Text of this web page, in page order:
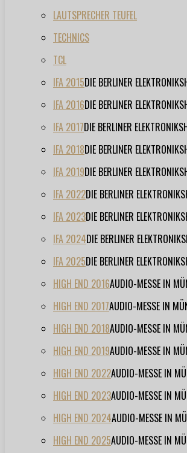
LAUTSPRECHER TEUFEL
TECHNICS
TCL
IFA 2015DIE BERLINER
IFA 2016DIE BERLINER
IFA 2017DIE BERLINER
IFA 2018DIE BERLINER
IFA 2019DIE BERLINER
IFA 2022DIE BERLINER
IFA 2023DIE BERLINER
IFA 2024DIE BERLINER
IFA 2025DIE BERLINER
HIGH END 2016AUDIO-MESSE IN
HIGH END 2017AUDIO-MESSE IN
HIGH END 2018AUDIO-MESSE IN
HIGH END 2019AUDIO-MESSE IN
HIGH END 2022AUDIO-MESSE IN
HIGH END 2023AUDIO-MESSE IN
HIGH END 2024AUDIO-MESSE IN
HIGH END 2025AUDIO-MESSE IN